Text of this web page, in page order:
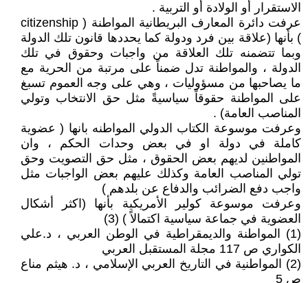
الاستقرار أو الولادة أو التربية .
عرفت دائرة المعارف البريطانية المواطنة ( citizenship
) بأنها (علاقة بين فرد ودولة كما يحددها قانون تلك الدولة
وبما تتضمنه تلك العلاقة من واجبات وحقوق في تلك
الدولة ، والمواطنة تدل ضمناً على مرتبة من الحرية مع
ما يصاحبها من مسؤوليات ، وهي على وجه العموم تسبغ
على المواطنة حقوقاً سياسيةً مثل حق الانتخاب وتولي
المناصب العامة) .
وعرفت موسوعة الكتاب الدولي المواطنه بانها ( عضوية
كاملة في دولة او في بعض وحدات الحكم ، وان
المواطنين لديهم بعض الحقوق ، مثل حق التصويت وحق
تولي المناصب العامة وكذلك عليهم بعض الواجبات مثل
واجب دفع الضرائب والدفاع عن بلدهم )
وعرفت موسوعة كولير الأمريكية بأنها (اكثر أشكال
العضوية في جماعة سياسية اكتمالاً ) (3)
(1) المواطنة والديمقراطية في الوطن العربي ، د.علي
الكواري ص 117 مجلة المستقبل العربي
(2) المواطنية في التاريخ العربي الإسلامي ، د. هيثم مناع
ص 5